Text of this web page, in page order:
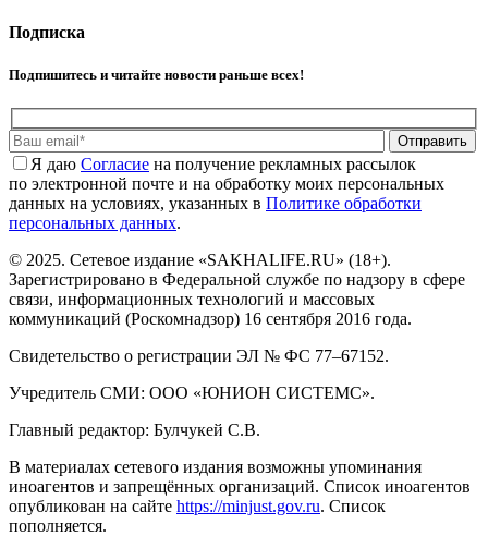
Подписка
Подпишитесь и читайте новости раньше всех!
Отправить
Я даю Cогласие на получение рекламных рассылок
по электронной почте и на обработку моих персональных
данных на условиях, указанных в Политике обработки
персональных данных.
© 2025. Сетевое издание «SAKHALIFE.RU» (18+).
Зарегистрировано в Федеральной службе по надзору в сфере
связи, информационных технологий и массовых
коммуникаций (Роскомнадзор) 16 сентября 2016 года.
Свидетельство о регистрации ЭЛ № ФС 77–67152.
Учредитель СМИ: ООО «ЮНИОН СИСТЕМС».
Главный редактор: Булчукей С.В.
В материалах сетевого издания возможны упоминания
иноагентов и запрещённых организаций. Список иноагентов
опубликован на сайте https://minjust.gov.ru. Список
пополняется.